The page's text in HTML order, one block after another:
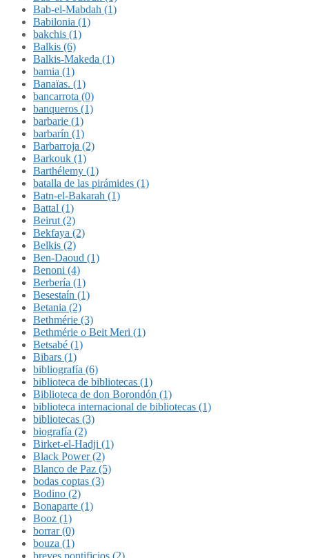
Bab-el-Mabdah (1)
Babilonia (1)
bakchis (1)
Balkis (6)
Balkis-Makeda (1)
bamia (1)
Banaïas. (1)
bancarrota (0)
banqueros (1)
barbarie (1)
barbarín (1)
Barbarroja (2)
Barkouk (1)
Barthélemy (1)
batalla de las pirámides (1)
Batn-el-Bakarah (1)
Battal (1)
Beirut (2)
Bekfaya (2)
Belkis (2)
Ben-Daoud (1)
Benoni (4)
Berbería (1)
Besestaín (1)
Betania (2)
Bethmérie (3)
Bethmérie o Beit Meri (1)
Betsabé (1)
Bibars (1)
bibliografía (6)
biblioteca de bibliotecas (1)
Biblioteca de don Borondón (1)
biblioteca internacional de bibliotecas (1)
bibliotecas (3)
biografía (2)
Birket-el-Hadji (1)
Black Power (2)
Blanco de Paz (5)
bodas coptas (3)
Bodino (2)
Bonaparte (1)
Booz (1)
borrar (0)
bouza (1)
breves pontificios (2)